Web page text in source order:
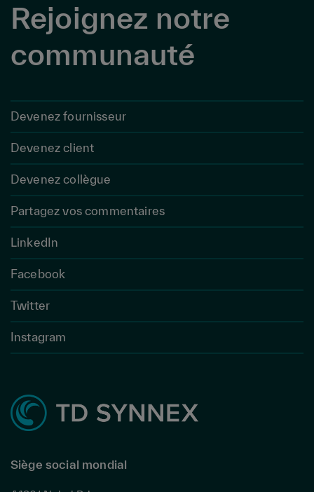
Rejoignez notre
communauté
Devenez fournisseur
Devenez client
Devenez collègue
Partagez vos commentaires
LinkedIn
Facebook
Twitter
Instagram
Siège social mondial